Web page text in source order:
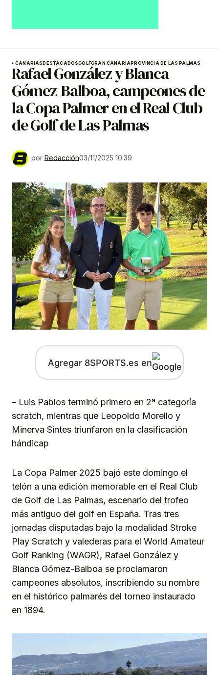
CANARIASDESTACADOSGOLFGRAN CANARIAPROVINCIA DE LAS PALMAS
Rafael González y Blanca
Gómez-Balboa, campeones de
la Copa Palmer en el Real Club
de Golf de Las Palmas
por Redacción03/11/2025 10:39
Agregar 8SPORTS.es en
– Luis Pablos terminó primero en 2ª categoría
scratch, mientras que Leopoldo Morello y
Minerva Sintes triunfaron en la clasificación
hándicap
La Copa Palmer 2025 bajó este domingo el
telón a una edición memorable en el Real Club
de Golf de Las Palmas, escenario del trofeo
más antiguo del golf en España. Tras tres
jornadas disputadas bajo la modalidad Stroke
Play Scratch y valederas para el World Amateur
Golf Ranking (WAGR), Rafael González y
Blanca Gómez-Balboa se proclamaron
campeones absolutos, inscribiendo su nombre
en el histórico palmarés del torneo instaurado
en 1894.